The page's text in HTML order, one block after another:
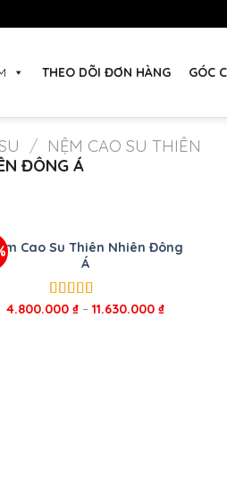
THEO DÕI ĐƠN HÀNG GÓC
/ NỆM CAO SU THIÊN
ĐÔNG Á
Cao Su Thiên Nhiên Đông
Á
Được xếp
4.800.000 ₫–11.630.000 ₫